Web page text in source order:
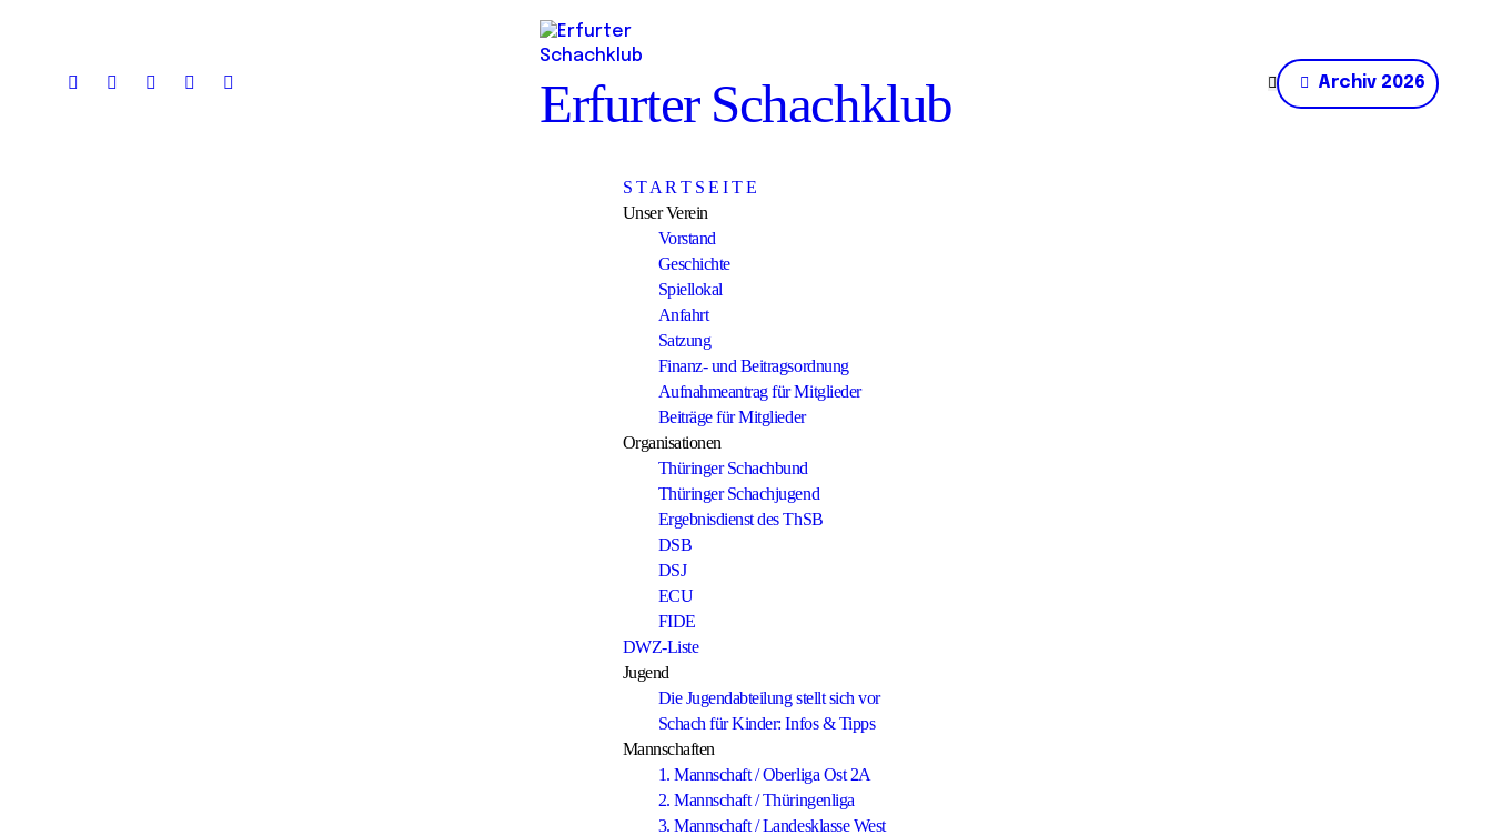
Erfurter Schachklub Archiv 2026
S T A R T S E I T E
Unser Verein
Vorstand
Geschichte
Spiellokal
Anfahrt
Satzung
Finanz- und Beitragsordnung
Aufnahmeantrag für Mitglieder
Beiträge für Mitglieder
Organisationen
Thüringer Schachbund
Thüringer Schachjugend
Ergebnisdienst des ThSB
DSB
DSJ
ECU
FIDE
DWZ-Liste
Jugend
Die Jugendabteilung stellt sich vor
Schach für Kinder: Infos & Tipps
Mannschaften
1. Mannschaft / Oberliga Ost 2A
2. Mannschaft / Thüringenliga
3. Mannschaft / Landesklasse West